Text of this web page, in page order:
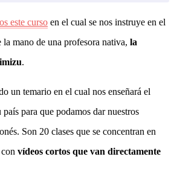
este curso en el cual se nos instruye en el
la mano de una profesora nativa, la
.
un temario en el cual nos enseñará el
para que podamos dar nuestros
Son 20 clases que se concentran en
vídeos cortos que van directamente